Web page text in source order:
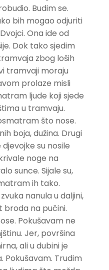
Budim se.
bih mogao odjuriti
Ona ide od
Dok tako sjedim
zbog loših
tramvaji moraju
prolaze misli
ljude koji sjede
u tramvaju.
što nose.
boja, dužina. Drugi
su nosile
noge na
sunce. Sijale su,
ih tako.
nanula u daljini,
broda na pučini.
Pokušavam ne
Jer, površina
ali u dubini je
Pokušavam. Trudim